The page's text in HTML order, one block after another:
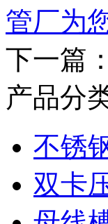
管厂为
下一篇：
产品分
不锈
双卡